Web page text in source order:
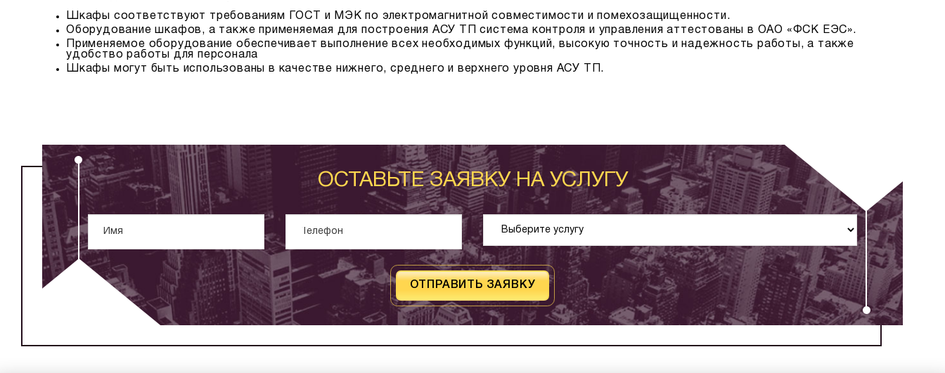
Шкафы соответствуют требованиям ГОСТ и МЭК по электромагнитной совместимости и помехозащищенности.
Оборудование шкафов, а также применяемая для построения АСУ ТП система контроля и управления аттестованы в ОАО «ФСК ЕЭС».
Применяемое оборудование обеспечивает выполнение всех необходимых функций, высокую точность и надежность работы, а также
удобство работы для персонала
Шкафы могут быть использованы в качестве нижнего, среднего и верхнего уровня АСУ ТП.
ОСТАВЬТЕ ЗАЯВКУ НА УСЛУГУ
ОТПРАВИТЬ ЗАЯВКУ